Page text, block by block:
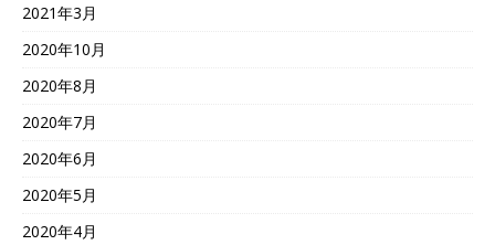
2021年3月
2020年10月
2020年8月
2020年7月
2020年6月
2020年5月
2020年4月